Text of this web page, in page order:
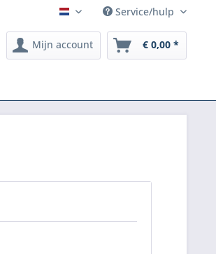
NL Service/hulp
Mijn account € 0,00 *